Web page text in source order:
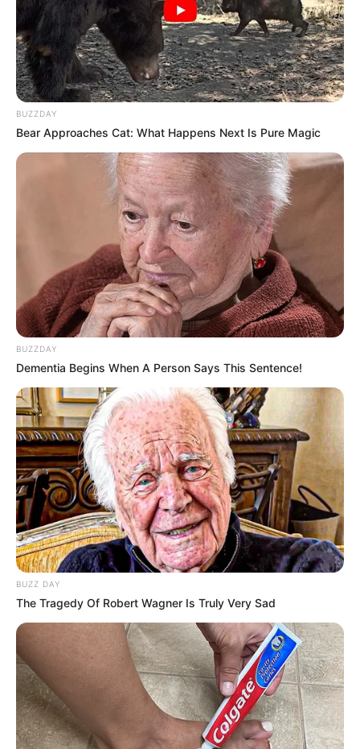
BUZZDAY
Bear Approaches Cat: What Happens Next Is Pure Magic
BUZZDAY
Dementia Begins When A Person Says This Sentence!
BUZZ DAY
The Tragedy Of Robert Wagner Is Truly Very Sad